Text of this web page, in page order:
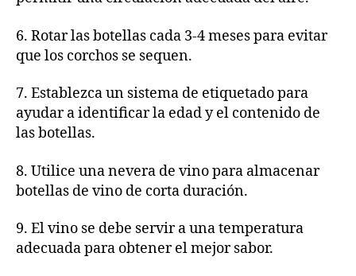
6. Rotar las botellas cada 3-4 meses para evitar
que los corchos se sequen.
7. Establezca un sistema de etiquetado para
ayudar a identificar la edad y el contenido de
las botellas.
8. Utilice una nevera de vino para almacenar
botellas de vino de corta duración.
9. El vino se debe servir a una temperatura
adecuada para obtener el mejor sabor.